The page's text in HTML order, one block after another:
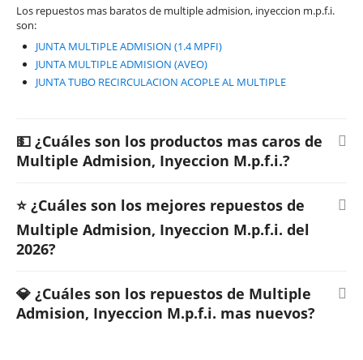
Los repuestos mas baratos de multiple admision, inyeccion m.p.f.i.
son:
JUNTA MULTIPLE ADMISION (1.4 MPFI)
JUNTA MULTIPLE ADMISION (AVEO)
JUNTA TUBO RECIRCULACION ACOPLE AL MULTIPLE
💵 ¿Cuáles son los productos mas caros de
Multiple Admision, Inyeccion M.p.f.i.?
⭐ ¿Cuáles son los mejores repuestos de
Multiple Admision, Inyeccion M.p.f.i. del
2026?
💎 ¿Cuáles son los repuestos de Multiple
Admision, Inyeccion M.p.f.i. mas nuevos?